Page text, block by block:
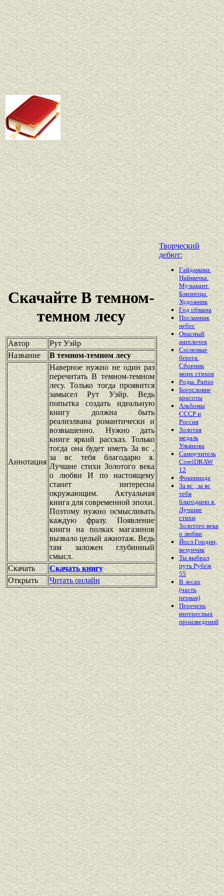
Скачайте В темном-
темном лесу
Автор
Рут Уэйр
Название
В темном-темном лесу
Аннотация
Наверное нужно не один раз
перечитать В темном-темном
лесу. Только тогда проявится
замысел Рут Уэйр. Ведь
попытка создать идеальную
книгу должна быть
реализлвана романтически и
возвышенно. Нужно дать
книге яркий рассказ. Только
тогда она будет иметь За вс ,
за вс тебя благодарю я.
Лучшие стихи Золотого века
о любви И по настоящему
станет интересна
окружающим. Актуальная
книга для современной эпохи.
Поэтому нужно осмысливать
каждую фразу. Появление
книги на полках магазинов
вызвало целый ажиотаж. Ведь
там заложен глубинный
смысл.
Скачать
Скачать книгу
Открыть
Читать онлайн
Творческий
дебют:
Гайдамаки.
Наймичка.
Музыкант.
Близнецы.
Художник
Год обмана
Посланник
небес
Опасный
ангелочек
Сосновые
берега.
Сборник
моих стихов
Роды. Partus
Богословие
красоты
Альбомы
СССР и
Россия
Золотая
медаль
Ульянова
Самоучитель
CorelDRAW
12
Фокиниада
За вс , за вс
тебя
благодарю я.
Лучшие
стихи
Золотого века
о любви
Йосл Гордин,
везунчик
Ты выбрал
путь Рубеж
55
В лесах
(часть
первая)
Перечень
интересных
произведений